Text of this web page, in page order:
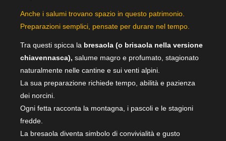
Anche i salumi trovano spazio in questo patrimonio.
Preparazioni semplici, pensate per durare nel tempo.
Tra questi spicca la bresaola (o brisaola nella versione
chiavennasca), salume magro e profumato, stagionato
naturalmente nelle cantine e sui venti alpini.
La sua preparazione richiede tempo, abilità e pazienza
dei norcini.
Ogni fetta racconta la montagna, i pascoli e le stagioni
fredde.
La bresaola diventa simbolo di convivialità e gusto